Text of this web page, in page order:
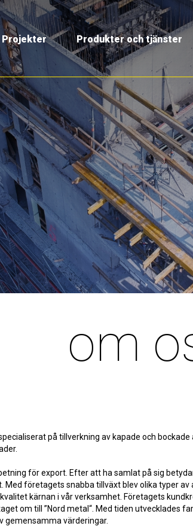
Projekter Produkter och tjänster
om
på tillverkning av kapade och
för export. Efter att ha samlat på sig
företagets snabba tillväxt blev olika typer
kärnan i vår verksamhet. Företagets
om till ”Nord metal“. Med tiden
gemensamma värderingar.